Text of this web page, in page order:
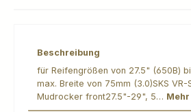
Beschreibung
für Reifengrößen von 27.5" (650B)
max. Breite von 75mm (3.0)SKS VR-
Mudrocker front27.5"-29", 5… Mehr